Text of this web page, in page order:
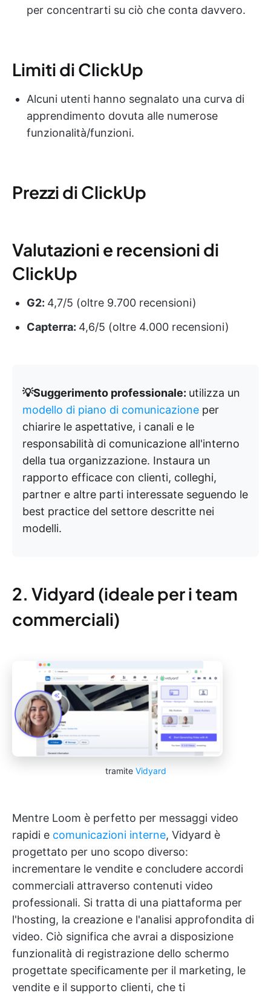
per concentrarti su ciò che conta davvero.
Limiti di ClickUp
Alcuni utenti hanno segnalato una curva di
apprendimento dovuta alle numerose
funzionalità/funzioni.
Prezzi di ClickUp
Valutazioni e recensioni di
ClickUp
G2: 4,7/5 (oltre 9.700 recensioni)
Capterra: 4,6/5 (oltre 4.000 recensioni)
💡Suggerimento professionale: utilizza un
modello di piano di comunicazione per
chiarire le aspettative, i canali e le
responsabilità di comunicazione all'interno
della tua organizzazione. Instaura un
rapporto efficace con clienti, colleghi,
partner e altre parti interessate seguendo le
best practice del settore descritte nei
modelli.
2. Vidyard (ideale per i team
commerciali)
tramite Vidyard
Mentre Loom è perfetto per messaggi video
rapidi e comunicazioni interne, Vidyard è
progettato per uno scopo diverso:
incrementare le vendite e concludere accordi
commerciali attraverso contenuti video
professionali. Si tratta di una piattaforma per
l'hosting, la creazione e l'analisi approfondita di
video. Ciò significa che avrai a disposizione
funzionalità di registrazione dello schermo
progettate specificamente per il marketing, le
vendite e il supporto clienti, che ti